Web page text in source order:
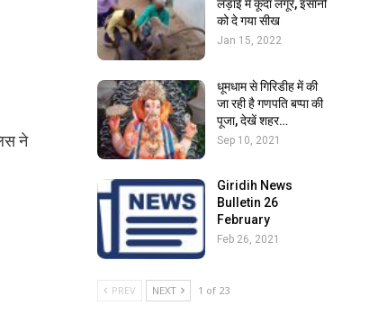
ने
लड़ाई में कूदा लंगूर, इंसानों
को दे गया सीख
Jan 15, 2022
धूमधाम से गिरिडीह में की
जा रही है गणपति बप्पा की
पूजा, देखें शहर…
Sep 10, 2021
Giridih News
Bulletin 26
February
Feb 26, 2021
PREV NEXT 1 of 23